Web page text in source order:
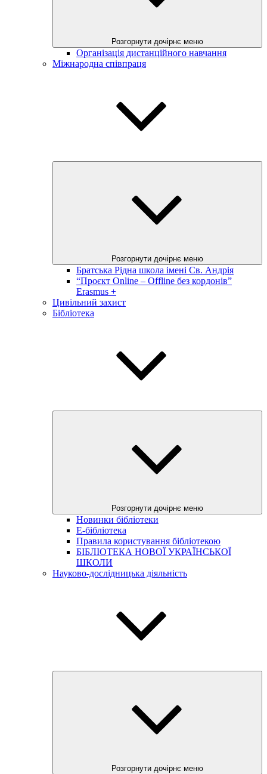
Розгорнути дочірнє меню
Організація дистанційного навчання
Міжнародна співпраця
Розгорнути дочірнє меню
Братська Рідна школа імені Св. Андрія
“Проєкт Online – Offline без кордонів”
Erasmus +
Цивільний захист
Бібліотека
Розгорнути дочірнє меню
Новинки бібліотеки
E-бібліотека
Правила користування бібліотекою
БІБЛІОТЕКА НОВОЇ УКРАЇНСЬКОЇ
ШКОЛИ
Науково-дослідницька діяльність
Розгорнути дочірнє меню